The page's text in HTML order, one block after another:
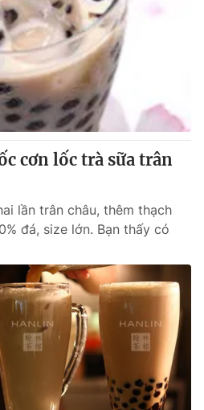
VTV Thể thao
Bất động sản
Tấm lòng Việt
Vươn mình bằng AI
English
cơn lốc trà sữa trân
lần trân châu, thêm thạch
đá, size lớn. Bạn thấy có